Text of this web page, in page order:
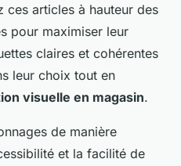
ces articles à hauteur des
pour maximiser leur
claires et cohérentes
leur choix tout en
visuelle en magasin.
de manière
et la facilité de